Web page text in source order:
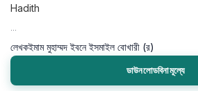
Hadith
লেখকইমাম মুহাম্মদ ইবনে ইসমাইল বোখারী (র)
ডাউনলোডবিনামূল্যে